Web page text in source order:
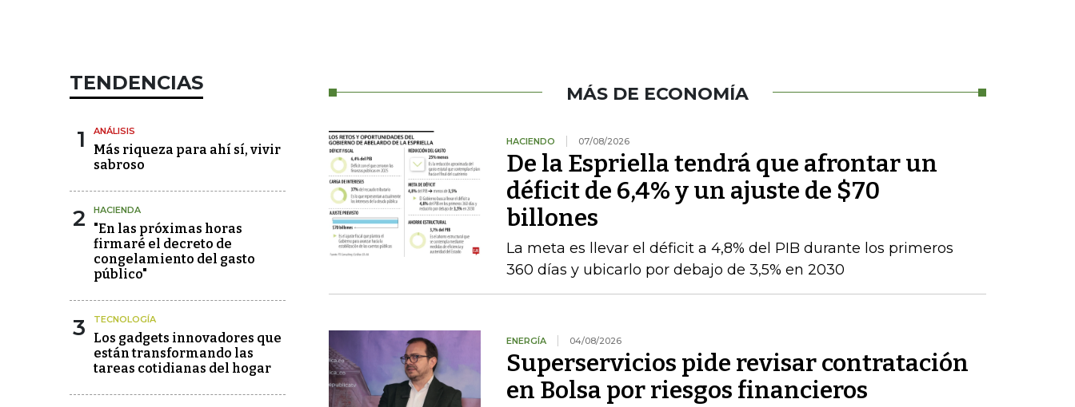
TENDENCIAS
1 ANÁLISIS
Más riqueza para ahí sí, vivir
sabroso
2 HACIENDA
"En las próximas horas
firmaré el decreto de
congelamiento del gasto
público"
3 TECNOLOGÍA
Los gadgets innovadores que
están transformando las
tareas cotidianas del hogar
MÁS DE ECONOMÍA
HACIENDO 07/08/2026
De la Espriella tendrá que afrontar un
déficit de 6,4% y un ajuste de $70
billones
La meta es llevar el déficit a 4,8% del PIB durante los primeros
360 días y ubicarlo por debajo de 3,5% en 2030
ENERGÍA 04/08/2026
Superservicios pide revisar contratación
en Bolsa por riesgos financieros